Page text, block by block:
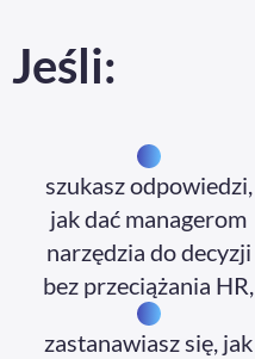
Jeśli:
szukasz odpowiedzi,
jak dać managerom
narzędzia do decyzji
bez przeciążania HR,
zastanawiasz się, jak